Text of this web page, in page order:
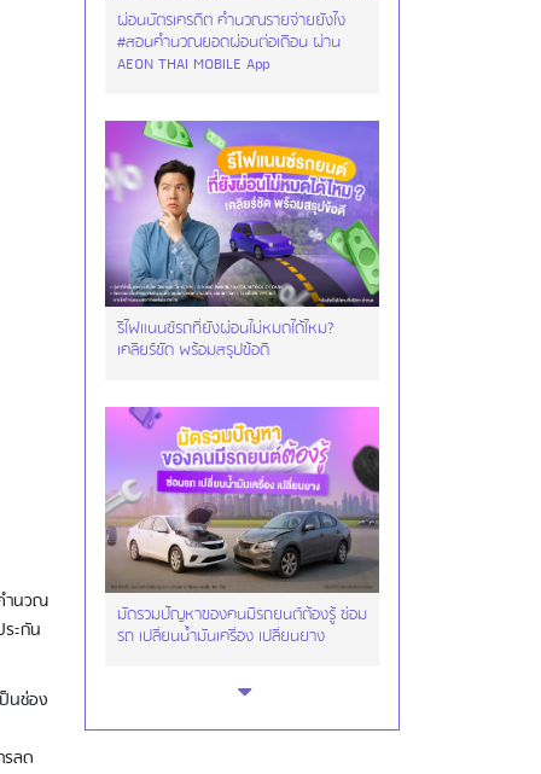
ำนวณ
ะกัน
นช่อง
รลด
ผ่อนบัตรเครดิต คำนวณรายจ่ายยังไง
#สอนคำนวณยอดผ่อนต่อเดือน ผ่าน
AEON THAI MOBILE App
รีไฟแนนซ์รถที่ยังผ่อนไม่หมดได้ไหม?
เคลียร์ชัด พร้อมสรุปข้อดี
มัดรวมปัญหาของคนมีรถยนต์ต้องรู้ ซ่อม
รถ เปลี่ยนน้ำมันเครื่อง เปลี่ยนยาง